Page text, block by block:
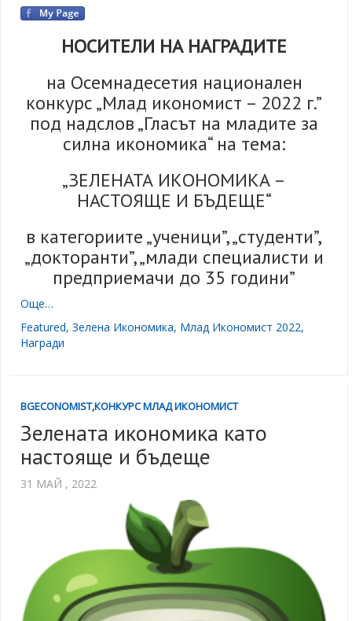
НОСИТЕЛИ НА НАГРАДИТЕ
на Осемнадесетия национален
конкурс „Млад икономист – 2022 г.”
под надслов „Гласът на младите за
силна икономика“ на тема:
„ЗЕЛЕНАТА ИКОНОМИКА –
НАСТОЯЩЕ И БЪДЕЩЕ“
в категориите „ученици”, „студенти”,
„докторанти”, „млади специалисти и
предприемачи до 35 години”
Още…
Featured, Зелена Икономика, Млад Икономист 2022,
Награди
BGECONOMIST,КОНКУРС МЛАД ИКОНОМИСТ
Зелената икономика като
настояще и бъдеще
31 МАЙ , 2022